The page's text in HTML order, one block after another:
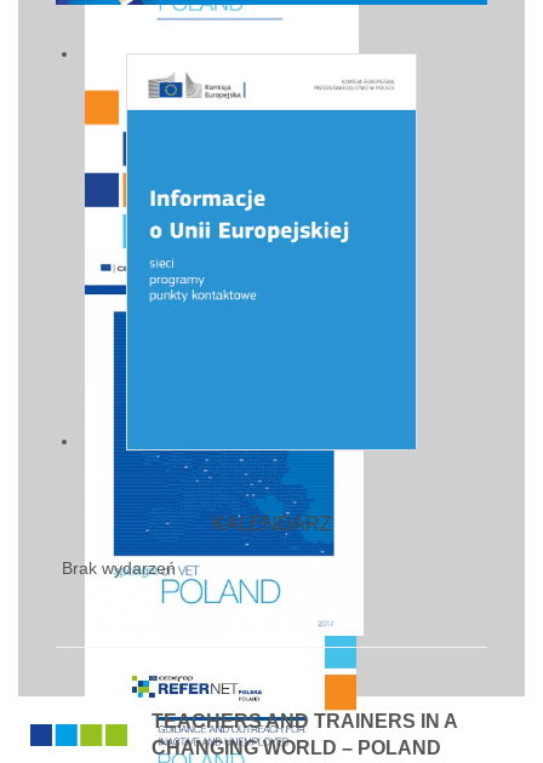
KALENDARZ
Brak wydarzeń
TEACHERS AND TRAINERS IN A
CHANGING WORLD – POLAND